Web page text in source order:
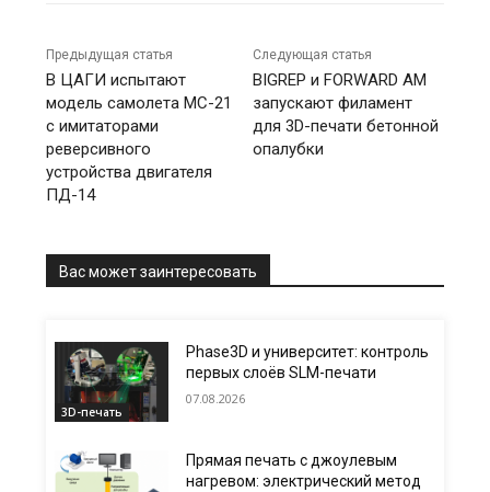
Предыдущая статья
В ЦАГИ испытают
модель самолета МС-21
с имитаторами
реверсивного
устройства двигателя
ПД-14
Следующая статья
BIGREP и FORWARD AM
запускают филамент
для 3D-печати бетонной
опалубки
Вас может заинтересовать
3D-печать
Phase3D и университет: контроль
первых слоёв SLM-печати
07.08.2026
Прямая печать с джоулевым
нагревом: электрический метод